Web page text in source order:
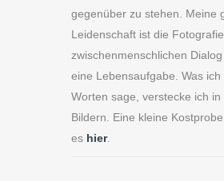
gegenüber zu stehen. Meine
Leidenschaft ist die
zwischenmenschlichen
eine Lebensaufgabe. Was ich
Worten sage, verstecke ich in
Bildern. Eine kleine
es hier.